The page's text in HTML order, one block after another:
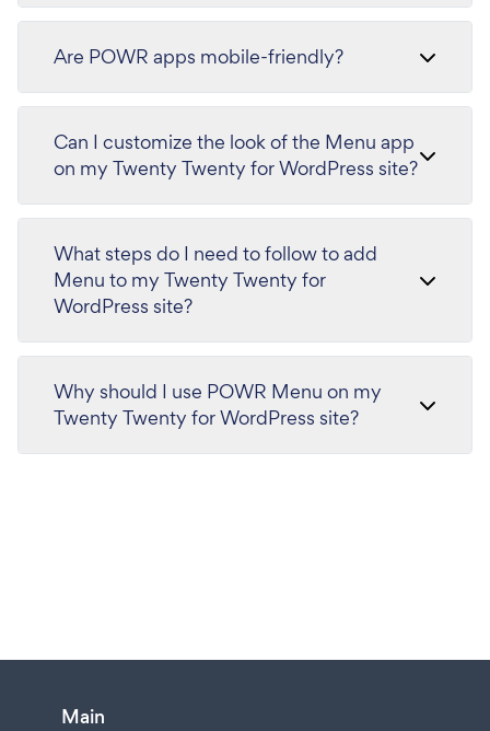
Are POWR apps mobile-friendly?
Can I customize the look of the Menu app
on my Twenty Twenty for WordPress site?
What steps do I need to follow to add
Menu to my Twenty Twenty for
WordPress site?
Why should I use POWR Menu on my
Twenty Twenty for WordPress site?
Main